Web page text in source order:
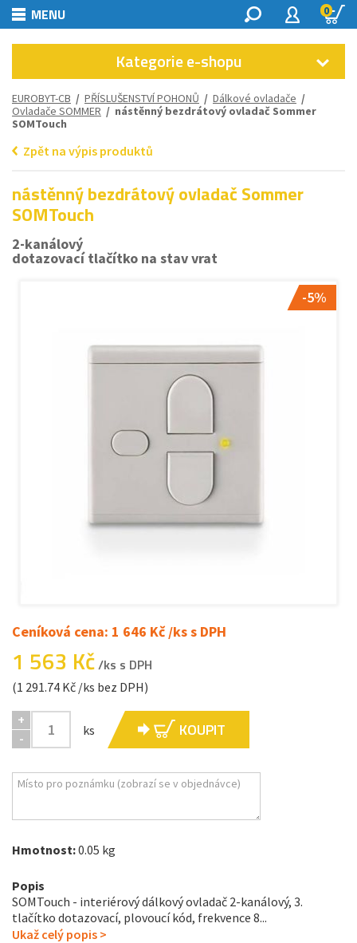
MENU 0
Kategorie e-shopu
EUROBYT-CB / PŘÍSLUŠENSTVÍ POHONŮ / Dálkové ovladače /
Ovladače SOMMER / nástěnný bezdrátový ovladač Sommer
SOMTouch
Zpět na výpis produktů
nástěnný bezdrátový ovladač Sommer
SOMTouch
2-kanálový
dotazovací tlačítko na stav vrat
-5%
Ceníková cena: 1 646 Kč /ks s DPH
1 563 Kč/ks s DPH
(1 291.74 Kč /ks bez DPH)
+
-
ks KOUPIT
Hmotnost:0.05 kg
Popis
SOMTouch - interiérový dálkový ovladač 2-kanálový, 3.
tlačítko dotazovací, plovoucí kód, frekvence 8...
Ukaž celý popis >